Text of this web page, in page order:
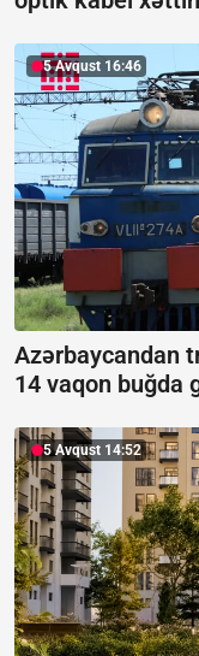
5 Avqust 16:46
Azərbaycandan
14 vaqon buğda
5 Avqust 14:52